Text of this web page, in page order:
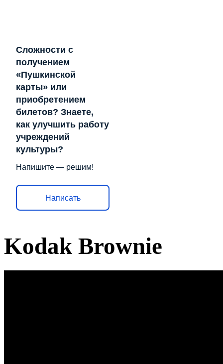
Сложности с
получением
«Пушкинской
карты» или
приобретением
билетов? Знаете,
как улучшить работу
учреждений
культуры?
Напишите — решим!
Написать
Kodak Brownie